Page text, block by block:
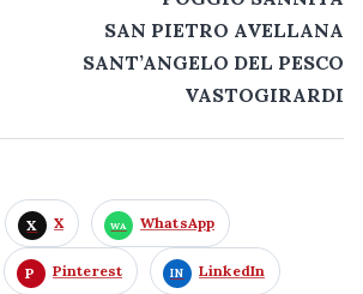
SAN PIETRO AVELLANA
SANT’ANGELO DEL PESCO
VASTOGIRARDI
X WhatsApp
Pinterest LinkedIn